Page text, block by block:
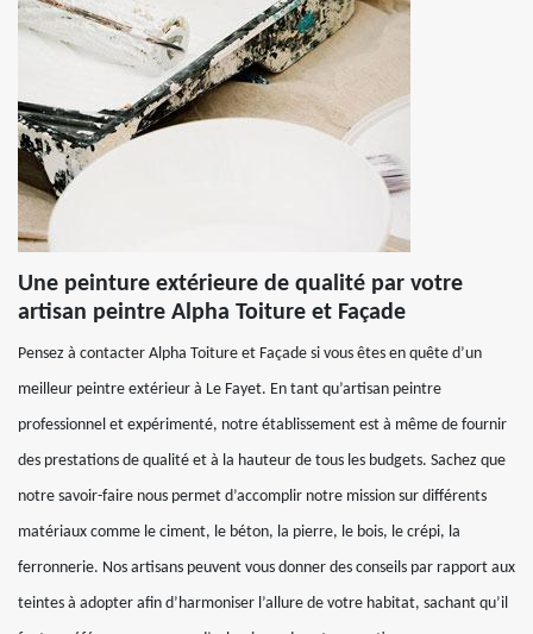
Une peinture extérieure de qualité par votre
artisan peintre Alpha Toiture et Façade
Pensez à contacter Alpha Toiture et Façade si vous êtes en quête d’un
meilleur peintre extérieur à Le Fayet. En tant qu’artisan peintre
professionnel et expérimenté, notre établissement est à même de fournir
des prestations de qualité et à la hauteur de tous les budgets. Sachez que
notre savoir-faire nous permet d’accomplir notre mission sur différents
matériaux comme le ciment, le béton, la pierre, le bois, le crépi, la
ferronnerie. Nos artisans peuvent vous donner des conseils par rapport aux
teintes à adopter afin d’harmoniser l’allure de votre habitat, sachant qu’il